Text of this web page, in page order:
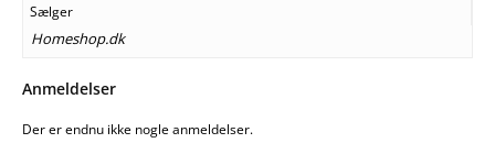
Sælger
Homeshop.dk
Anmeldelser
Der er endnu ikke nogle anmeldelser.